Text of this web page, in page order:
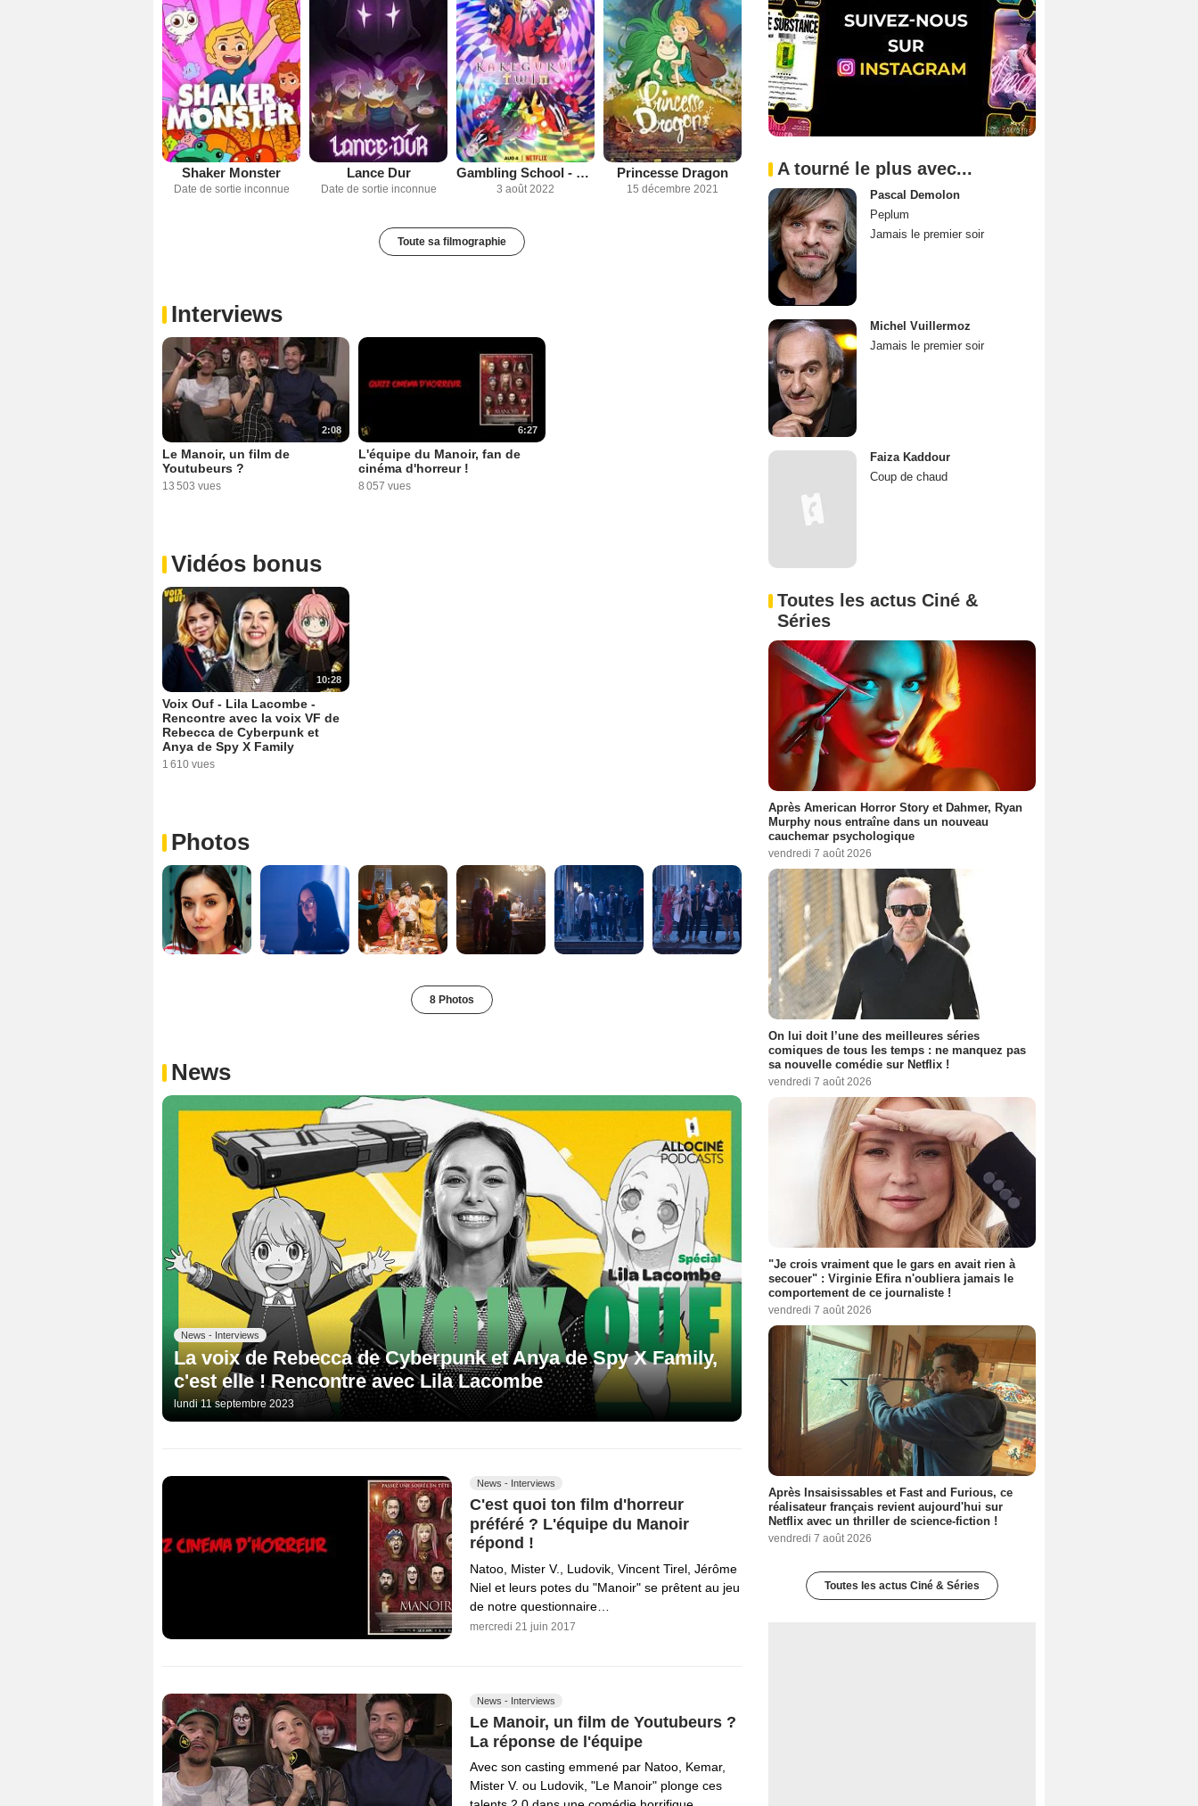
Shaker Monster
Date de sortie inconnue
Lance Dur
Date de sortie inconnue
Gambling School - Twin
3 août 2022
Princesse Dragon
15 décembre 2021
Toute sa filmographie
Interviews
2:08
Le Manoir, un film de
Youtubeurs ?
13 503 vues
6:27
L'équipe du Manoir, fan de
cinéma d'horreur !
8 057 vues
Vidéos bonus
10:28
Voix Ouf - Lila Lacombe -
Rencontre avec la voix VF de
Rebecca de Cyberpunk et
Anya de Spy X Family
1 610 vues
Photos
8 Photos
News
News - Interviews
La voix de Rebecca de Cyberpunk et Anya de Spy X Family,
c'est elle ! Rencontre avec Lila Lacombe
lundi 11 septembre 2023
News - Interviews
C'est quoi ton film d'horreur
préféré ? L'équipe du Manoir
répond !
Natoo, Mister V., Ludovik, Vincent Tirel, Jérôme
Niel et leurs potes du "Manoir" se prêtent au jeu
de notre questionnaire…
mercredi 21 juin 2017
News - Interviews
Le Manoir, un film de Youtubeurs ?
La réponse de l'équipe
Avec son casting emmené par Natoo, Kemar,
Mister V. ou Ludovik, "Le Manoir" plonge ces
A tourné le plus avec...
Pascal Demolon
Peplum
Jamais le premier soir
Michel Vuillermoz
Jamais le premier soir
Faiza Kaddour
Coup de chaud
Toutes les actus Ciné &
Séries
Après American Horror Story et Dahmer, Ryan
Murphy nous entraîne dans un nouveau
cauchemar psychologique
vendredi 7 août 2026
On lui doit l’une des meilleures séries
comiques de tous les temps : ne manquez pas
sa nouvelle comédie sur Netflix !
vendredi 7 août 2026
"Je crois vraiment que le gars en avait rien à
secouer" : Virginie Efira n'oubliera jamais le
comportement de ce journaliste !
vendredi 7 août 2026
Après Insaisissables et Fast and Furious, ce
réalisateur français revient aujourd'hui sur
Netflix avec un thriller de science-fiction !
vendredi 7 août 2026
Toutes les actus Ciné & Séries